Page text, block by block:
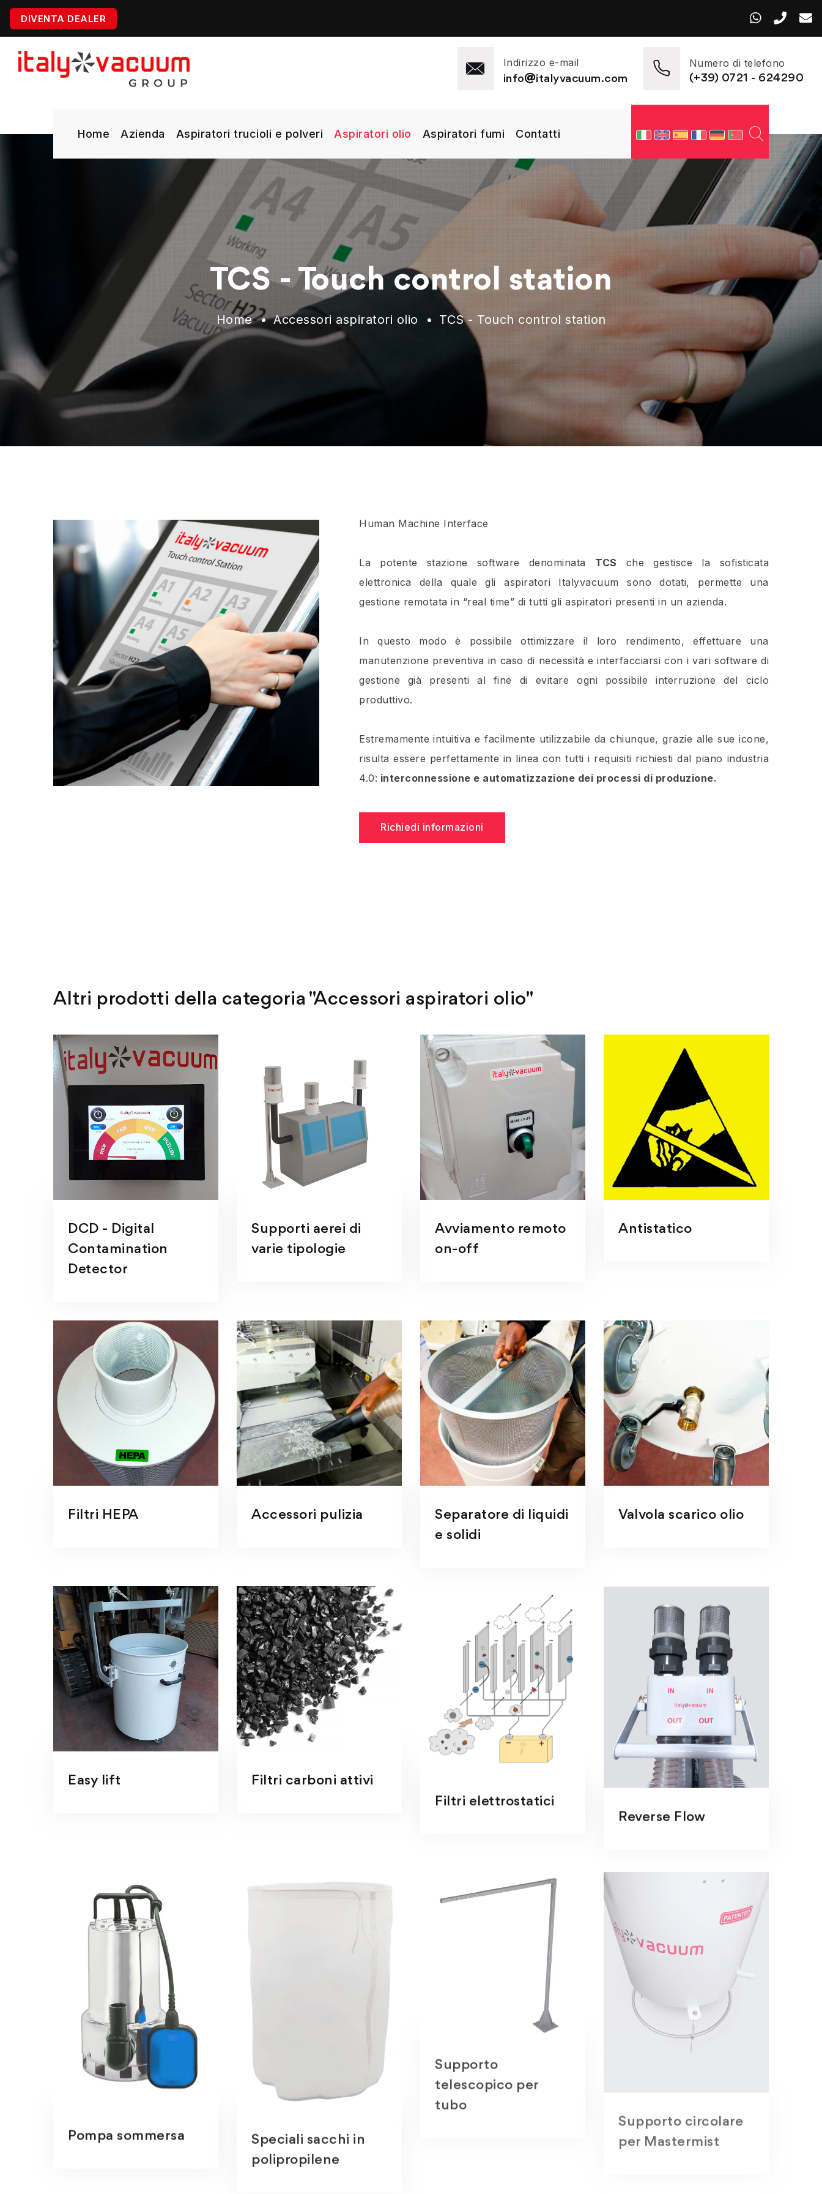
DIVENTA DEALER
Indirizzo e-mail
info
italyvacuum.com
Numero di telefono
(+39) 0721 - 624290
Home Azienda Aspiratori trucioli e polveri Aspiratori olio Aspiratori fumi Contatti
TCS - Touch control station
Home Accessori aspiratori olio TCS - Touch control station
Human Machine Interface
La potente stazione software denominata TCS che gestisce la sofisticata
elettronica della quale gli aspiratori Italyvacuum sono dotati, permette una
gestione remotata in “real time” di tutti gli aspiratori presenti in un azienda.
In questo modo è possibile ottimizzare il loro rendimento, effettuare una
manutenzione preventiva in caso di necessità e interfacciarsi con i vari software di
gestione già presenti al fine di evitare ogni possibile interruzione del ciclo
produttivo.
Estremamente intuitiva e facilmente utilizzabile da chiunque, grazie alle sue icone,
risulta essere perfettamente in linea con tutti i requisiti richiesti dal piano industria
4.0: interconnessione e automatizzazione dei processi di produzione.
Richiedi informazioni
Altri prodotti della categoria "Accessori aspiratori olio"
DCD - Digital
Contamination
Detector
Supporti aerei di
varie tipologie
Avviamento remoto
on-off
Antistatico
Filtri HEPA Accessori pulizia
Separatore di liquidi
e solidi
Valvola scarico olio
Easy lift
Filtri carboni attivi
Filtri elettrostatici
Reverse Flow
Pompa sommersa
Speciali sacchi in
polipropilene
Supporto
telescopico per
tubo
Supporto circolare
per Mastermist